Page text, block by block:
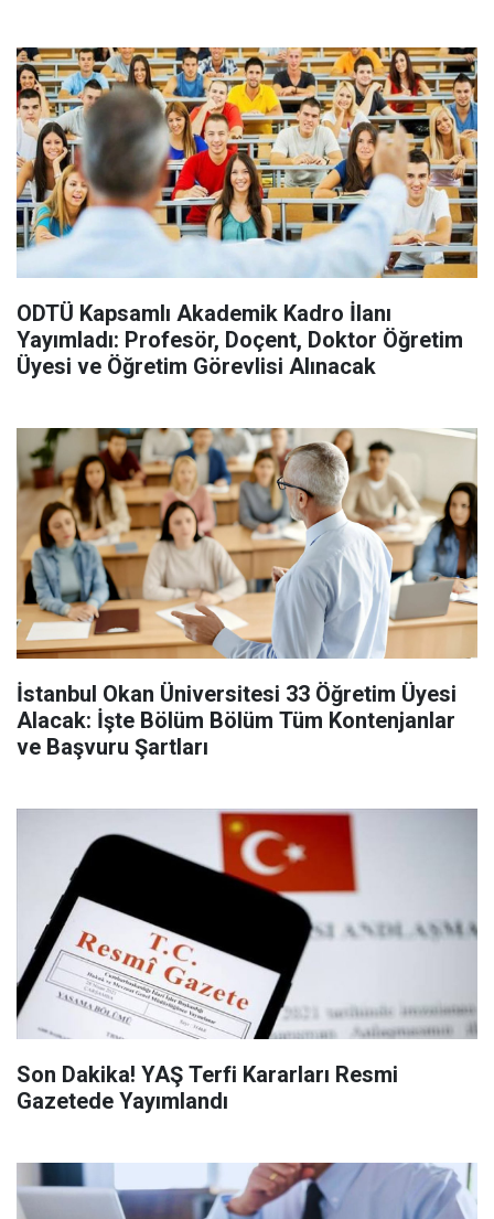
ODTÜ Kapsamlı Akademik Kadro İlanı
Yayımladı: Profesör, Doçent, Doktor Öğretim
Üyesi ve Öğretim Görevlisi Alınacak
İstanbul Okan Üniversitesi 33 Öğretim Üyesi
Alacak: İşte Bölüm Bölüm Tüm Kontenjanlar
ve Başvuru Şartları
Son Dakika! YAŞ Terfi Kararları Resmi
Gazetede Yayımlandı